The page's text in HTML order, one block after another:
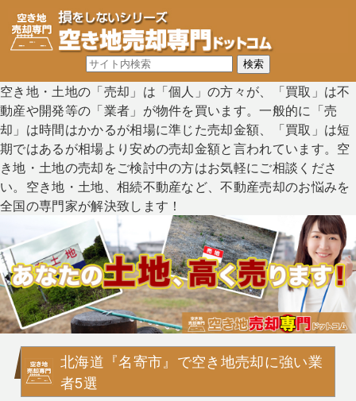
空き地・土地の「売却」は「個人」の方々が、「買取」は不
動産や開発等の「業者」が物件を買います。一般的に「売
却」は時間はかかるが相場に準じた売却金額、「買取」は短
期ではあるが相場より安めの売却金額と言われています。空
き地・土地の売却をご検討中の方はお気軽にご相談くださ
い。空き地・土地、相続不動産など、不動産売却のお悩みを
全国の専門家が解決致します！
北海道『名寄市』で空き地売却に強い業
者5選